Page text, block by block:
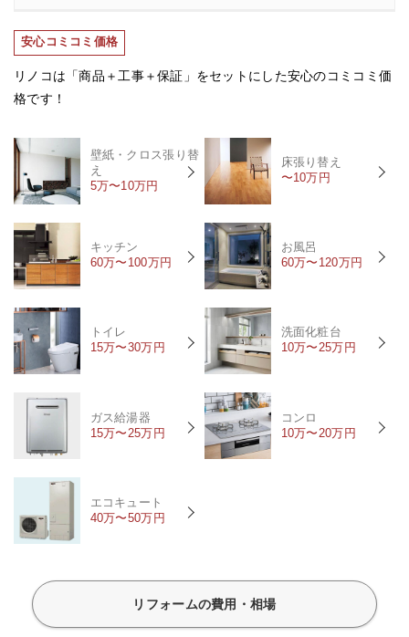
安心コミコミ価格
リノコは「商品＋工事＋保証」をセットにした安心のコミコミ価
格です！
壁紙・クロス張り替
え
5万〜10万円
床張り替え
〜10万円
キッチン
60万〜100万円
お風呂
60万〜120万円
トイレ
15万〜30万円
洗面化粧台
10万〜25万円
ガス給湯器
15万〜25万円
コンロ
10万〜20万円
エコキュート
40万〜50万円
リフォームの費用・相場